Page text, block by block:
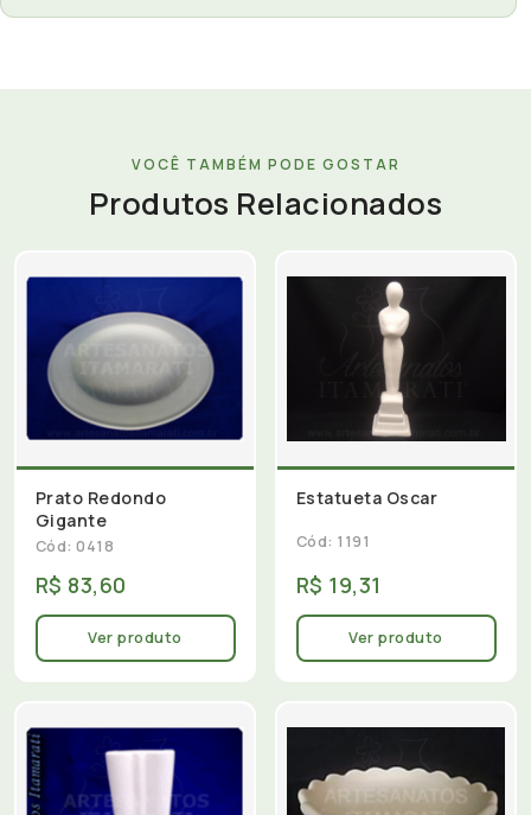
VOCÊ TAMBÉM PODE GOSTAR
Produtos Relacionados
Prato Redondo
Gigante
Cód: 0418
R$ 83,60
Ver produto
Estatueta Oscar
Cód: 1191
R$ 19,31
Ver produto